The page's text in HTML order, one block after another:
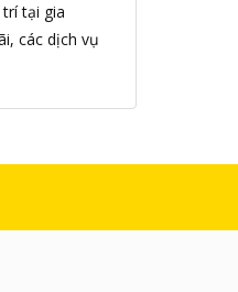
tại gia
các dịch vụ